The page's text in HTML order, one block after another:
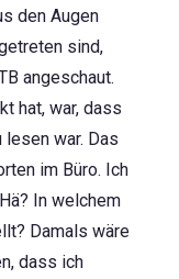
den Augen
sind,
angeschaut.
hat, war, dass
war. Das
im Büro. Ich
In welchem
Damals wäre
dass ich